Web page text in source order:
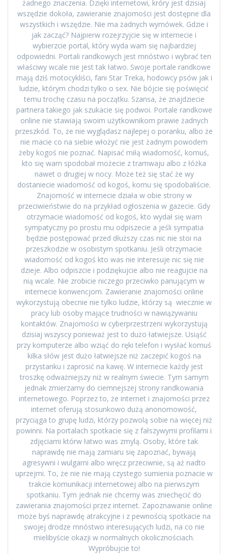
żadnego znaczenia. Dzięki internetowi, króry jest dzisiaj
wszędzie dokoła, zawieranie znajomości jest dostępne dla
wszystkich i wszędzie. Nie ma żadnych wymówek. Gdzie i
jak zacząć? Najpierw rozejrzyjcie się w internecie i
wybierzcie portal, który wyda wam się najbardziej
odpowiedni. Portali randkowych jest mnóstwo i wybrać ten
właściwy wcale nie jest tak łatwo. Swoje portale randkowe
mają dziś motocykliści, fani Star Treka, hodowcy psów jak i
ludzie, którym chodzi tylko o sex. Nie bójcie się poświęcić
temu trochę czasu na początku. Szansa, że znajdziecie
partnera takiego jak szukacie się podwoi. Portale randkowe
online nie stawiają swoim użytkownikom prawie żadnych
przeszkód. To, że nie wyglądasz najlepej o poranku, albo że
nie macie co na siebie włożyć nie jest żadnym powodem
żeby kogoś nie poznać. Napisać miłą wiadomość, komuś,
kto się wam spodobał możecie z tramwaju albo z łóżka
nawet o drugiej w nocy. Może też się stać że wy
dostaniecie wiadomość od kogoś, komu się spodobaliście.
Znajomość w internecie działa w obie strony w
przeciwieństwie do na przykład ogłoszenia w gazecie. Gdy
otrzymacie wiadomość od kogoś, kto wydał się wam
sympatyczny po prostu mu odpiszecie a jeśli sympatia
będzie postępować przed dłuższy czas nic nie stoi na
przeszkodzie w osobistym spotkaniu. Jeśli otrzymacie
wiadomość od kogoś kto was nie interesuje nic się nie
dzieje. Albo odpiszcie i podziękujcie albo nie reagujcie na
nią wcale. Nie zrobicie niczego przeciwko panującym w
internecie konwencjom. Zawieranie znajomości online
wykorzystują obecnie nie tylko ludzie, którzy są wiecznie w
pracy lub osoby mające trudności w nawiązywaniu
kontaktów. Znajomości w cyberprzestrzeni wykorzystują
dzisiaj wszyscy ponieważ jest to dużo łatwiejsze. Usiąść
przy komputerze albo wziąć do ręki telefon i wysłać komuś
kilka słów jest dużo łatwiejsze niż zaczepić kogoś na
przystanku i zaprosić na kawę. W internecie każdy jest
troszkę odważniejszy niż w realnym świecie. Tym samym
jednak zmierzamy do ciemnejszej strony randkowania
internetowego. Poprzez to, że internet i znajomości przez
internet oferują stosunkowo dużą anonomowość,
przyciąga to grupę ludzi, którzy pozwolą sobie na więcej niż
powinni. Na portalach spotkacie się z fałszywymi profilami i
zdjęciami którw łatwo was zmylą. Osoby, które tak
naprawdę nie mają zamiaru się zapoznać, bywają
agresywni i wulgarni albo wręcz przeciwnie, są aż nadto
uprzejmi. To, że nie nie mają czystego sumienia poznacie w
trakcie komunikacji internetowej albo na pierwszym
spotkaniu. Tym jednak nie chcemy was zniechęcić do
zawierania znajomości przez internet. Zapoznawanie online
może byś naprawdę atrakcyjne i z pewnością spotkacie na
swojej drodze mnóstwo interesujących ludzi, na co nie
mielibyście okazji w normalnych okolicznościach.
Wypróbujcie to!